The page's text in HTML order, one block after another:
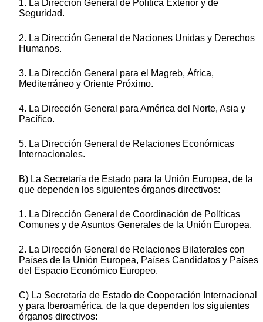
1. La Dirección General de Política Exterior y de
Seguridad.
2. La Dirección General de Naciones Unidas y Derechos
Humanos.
3. La Dirección General para el Magreb, África,
Mediterráneo y Oriente Próximo.
4. La Dirección General para América del Norte, Asia y
Pacífico.
5. La Dirección General de Relaciones Económicas
Internacionales.
B) La Secretaría de Estado para la Unión Europea, de la
que dependen los siguientes órganos directivos:
1. La Dirección General de Coordinación de Políticas
Comunes y de Asuntos Generales de la Unión Europea.
2. La Dirección General de Relaciones Bilaterales con
Países de la Unión Europea, Países Candidatos y Países
del Espacio Económico Europeo.
C) La Secretaría de Estado de Cooperación Internacional
y para Iberoamérica, de la que dependen los siguientes
órganos directivos: